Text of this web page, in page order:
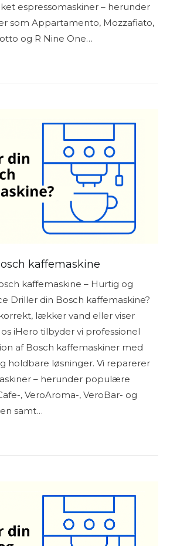
espressomaskiner – herunder
som Appartamento, Mozzafiato,
og R Nine One…
kaffemaskine
kaffemaskine – Hurtig og
Driller din Bosch kaffemaskine?
lækker vand eller viser
iHero tilbyder vi professionel
af Bosch kaffemaskiner med
holdbare løsninger. Vi reparerer
– herunder populære
, VeroAroma-, VeroBar- og
samt…